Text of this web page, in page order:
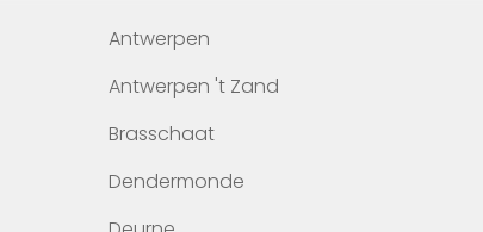
Antwerpen
Antwerpen 't Zand
Brasschaat
Dendermonde